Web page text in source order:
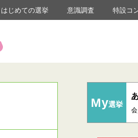
はじめての選挙 意識調査 特設コ
My選挙